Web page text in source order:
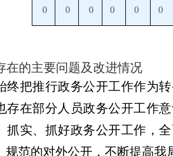
0 0 0 0 0 0
在的主要问题及改进情况
终把推行政务公开工作作为
存在部分人员政务公开工作
抓实、抓好政务公开工作，
规范的对外公开，不断提高